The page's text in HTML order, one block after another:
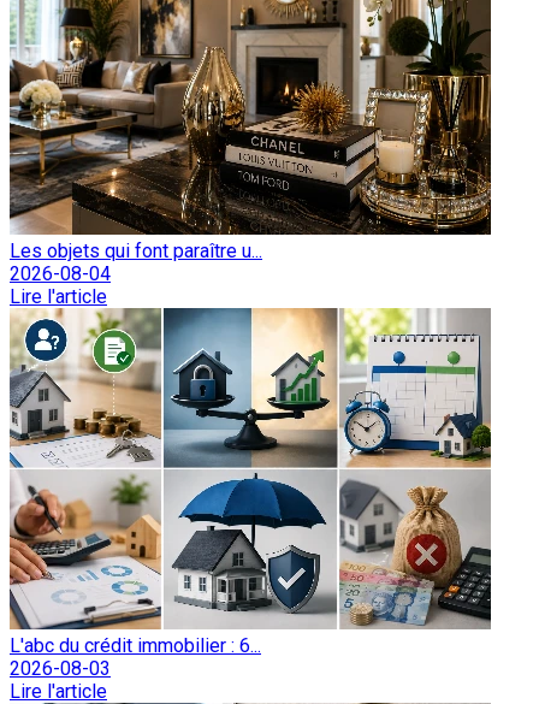
Les objets qui font paraître u...
2026-08-04
Lire l'article
L'abc du crédit immobilier : 6...
2026-08-03
Lire l'article